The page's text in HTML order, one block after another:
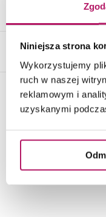
Niniejsza strona
Wykorzystujemy
ruch w naszej
reklamowym i
uzyskanymi